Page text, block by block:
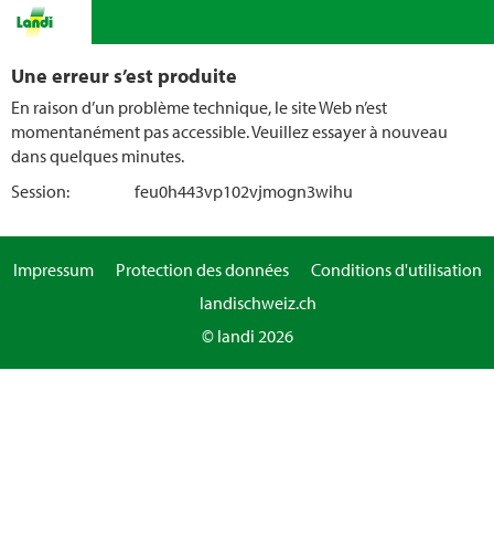
Une erreur s’est produite
En raison d’un problème technique, le site Web n’est
momentanément pas accessible. Veuillez essayer à nouveau
dans quelques minutes.
Session:
feu0h443vp102vjmogn3wihu
Impressum Protection des données
Conditions d'utilisation
landischweiz.ch
© landi 2026